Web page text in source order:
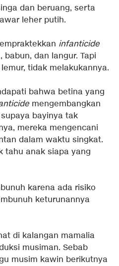
dan beruang, serta
leher putih.
infanticide
dan langur. Tapi
tidak melakukannya.
bahwa betina yang
mengembangkan
bayinya tak
mereka mengencani
dalam waktu singkat.
tahu anak siapa yang
karena ada risiko
keturunannya
di kalangan mamalia
musiman. Sebab
musim kawin berikutnya